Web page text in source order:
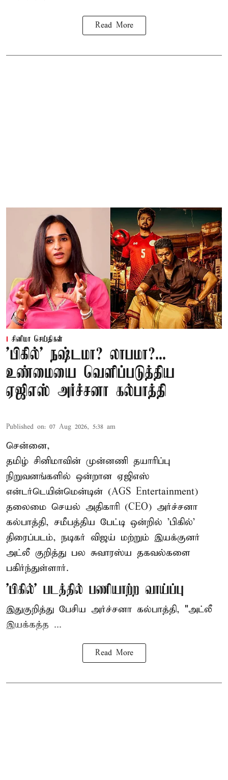
Read More
சினிமா செய்திகள்
'பிகில்' நஷ்டமா? லாபமா?...
உண்மையை வெளிப்படுத்திய
ஏஜிஎஸ் அர்ச்சனா கல்பாத்தி
Published on: 07 Aug 2026, 5:38 am
சென்னை,
தமிழ் சினிமாவின் முன்னணி தயாரிப்பு
நிறுவனங்களில் ஒன்றான ஏஜிஎஸ்
என்டர்டெயின்மென்டின் (AGS Entertainment)
தலைமை செயல் அதிகாரி (CEO) அர்ச்சனா
கல்பாத்தி, சமீபத்திய பேட்டி ஒன்றில் 'பிகில்'
திரைப்படம், நடிகர் விஜய் மற்றும் இயக்குனர்
அட்லீ குறித்து பல சுவாரஸ்ய தகவல்களை
பகிர்ந்துள்ளார்.
'பிகில்' படத்தில் பணியாற்ற வாய்ப்பு
இதுகுறித்து பேசிய அர்ச்சனா கல்பாத்தி, "அட்லீ
இயக்கத்த ...
Read More